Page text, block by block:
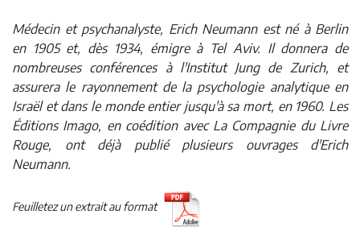
Médecin et psychanalyste, Erich Neumann est né à Berlin
en 1905 et, dès 1934, émigre à Tel Aviv. Il donnera de
nombreuses conférences à l'Institut Jung de Zurich, et
assurera le rayonnement de la psychologie analytique en
Israël et dans le monde entier jusqu'à sa mort, en 1960. Les
Éditions Imago, en coédition avec La Compagnie du Livre
Rouge, ont déjà publié plusieurs ouvrages d'Erich
Neumann.
Feuilletez un extrait au format